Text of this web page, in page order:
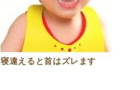
寝違えると首はズレます